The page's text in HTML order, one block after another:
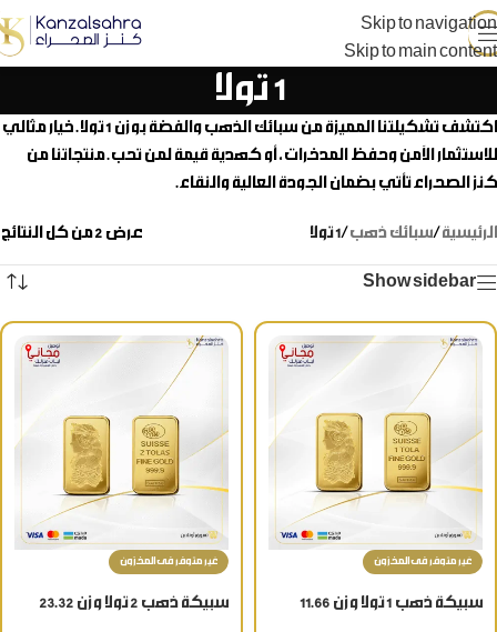
Skip to navigation
Skip to main content
1 تولا
اكتشف تشكيلتنا المميزة من سبائك الذهب والفضة بوزن 1 تولا. خيار مثالي
للاستثمار الآمن وحفظ المدخرات، أو كهدية قيمة لمن تحب. منتجاتنا من
كنز الصحراء تأتي بضمان الجودة العالية والنقاء.
الرئيسية /سبائك ذهب /1 تولا عرض ⁦2⁩ من كل النتائج
Show sidebar
غير متوفر فى المخزون
سبيكة ذهب 1 تولا وزن 11.66
غير متوفر فى المخزون
سبيكة ذهب 2 تولا وزن 23.32